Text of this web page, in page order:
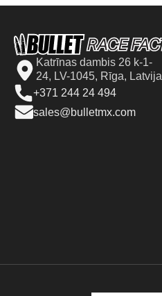
Katrīnas dambis 26 k-1-
24, LV-1045, Rīga, Latvija
+371 244 24 494
sales@bulletmx.com